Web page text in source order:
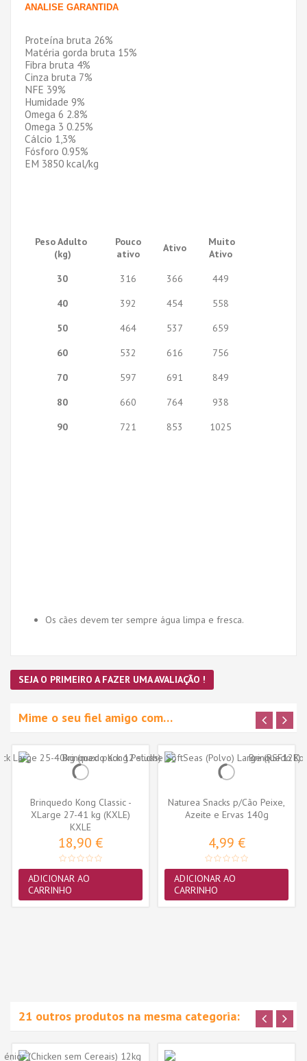
ANALISE GARANTIDA
Proteína bruta 26%
Matéria gorda bruta 15%
Fibra bruta 4%
Cinza bruta 7%
NFE 39%
Humidade 9%
Omega 6 2.8%
Omega 3 0.25%
Cálcio 1,3%
Fósforo 0.95%
EM 3850 kcal/kg
Peso Adulto
(kg)
Pouco
ativo
Ativo
Muito
Ativo
30
316 366
449
40
392 454
558
50
464 537
659
60
532 616
756
70
597 691
849
80
660 764
938
90
721 853 1025
Os cães devem ter sempre água limpa e fresca.
SEJA O PRIMEIRO A FAZER UMA AVALIAÇÃO !
Mime o seu fiel amigo com…
Brinquedo Kong Classic -
XLarge 27-41 kg (KXLE)
KXLE
18,90 €
ADICIONAR AO
CARRINHO
Naturea Snacks p/Cão Peixe,
Azeite e Ervas 140g
4,99 €
ADICIONAR AO
CARRINHO
21 outros produtos na mesma categoria: